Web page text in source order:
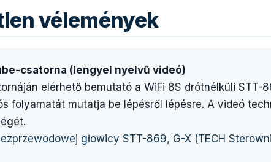
vélemények
csatorna (lengyel nyelvű videó)
elérhető bemutató a WiFi 8S drótnélküli STT-
folyamatát mutatja be lépésről lépésre. A videó
głowicy STT-869, G-X (TECH